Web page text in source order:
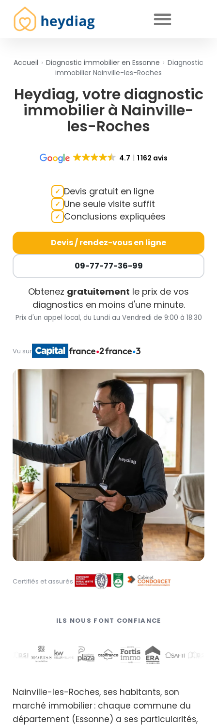
Accueil › Diagnostic immobilier en Essonne › Diagnostic
immobilier Nainville-les-Roches
Heydiag, votre diagnostic
immobilier à Nainville-
les-Roches
4.7 1 162 avis
Devis gratuit en ligne
Une seule visite suffit
Conclusions expliquées
Devis / rendez-vous en ligne
09-77-77-36-99
Obtenez gratuitement le prix de vos
diagnostics en moins d'une minute.
Prix d'un appel local, du Lundi au Vendredi de 9:00 à 18:30
Vu sur
Certifiés et assurés
ILS NOUS FONT CONFIANCE
Nainville-les-Roches, ses habitants, son
marché immobilier : chaque commune du
département (Essonne) a ses particularités,